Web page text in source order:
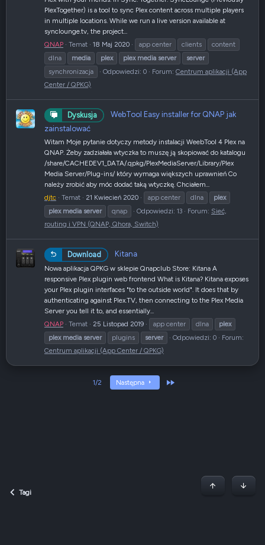
PlexTogether) is a tool to sync Plex content across multiple players
in multiple locations. While we run a live version available at
synclounge.tv, the project...
QNAP
Temat 18 Maj 2020 app center clients
content
dlna
media plex plex media server
server
synchronizacja
Odpowiedzi: 0 Forum: Centrum aplikacji (App
Center / QPKG)
Dyskusja
WebTool Easy installer for QNAP jak
zainstalować
Witam Moje pytanie dotyczy metody instalacji WeebTool 4 Plex na
QNAP. Żeby zadziałała wtyczka to muszę ją skopiować do katalogu
/share/CACHEDEV1_DATA/.qpkg/PlexMediaServer/Library/Plex
Media Server/Plug-ins/ który wymaga większych uprawnień Co
należy zrobić aby móc dodać taką wtyczkę. Chciałem...
djtc
Temat 21 Kwiecień 2020 app center dlna
plex
plex media server qnap Odpowiedzi: 13 Forum: Sieć,
routing i VPN (QNAP, Qhora, Switch)
Download Kitana
Nowa aplikacja QPKG w sklepie Qnapclub Store: Kitana A
responsive Plex plugin web frontend What is Kitana? Kitana exposes
your Plex plugin interfaces "to the outside world". It does that by
authenticating against Plex.TV, then connecting to the Plex Media
Server you tell it to, and essentially...
QNAP
Temat 25 Listopad 2019 app center dlna
plex
plex media server plugins server Odpowiedzi: 0
Forum:
Centrum aplikacji (App Center / QPKG)
1/2 Następna
Tagi PoczątekDół